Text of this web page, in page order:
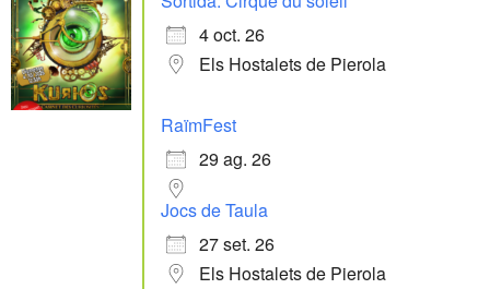
4 oct. 26
Els Hostalets de Pierola
RaïmFest
29 ag. 26
Jocs de Taula
27 set. 26
Els Hostalets de Pierola